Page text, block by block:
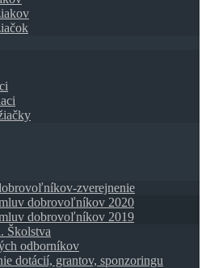
zverejnenie
dobrovoľníkov 2020
dobrovoľníkov 2019
Školstva
odborníkov
dotácií, grantov, sponzoringu